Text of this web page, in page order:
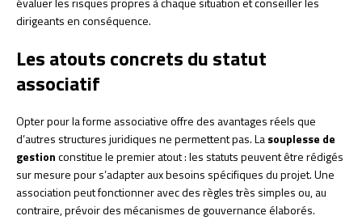
dirigeants en conséquence.
Les atouts concrets du statut
associatif
Opter pour la forme associative offre des avantages réels que
d’autres structures juridiques ne permettent pas. Lasouplesse de
gestionconstitue le premier atout : les statuts peuvent être rédigés
sur mesure pour s’adapter aux besoins spécifiques du projet. Une
association peut fonctionner avec des règles très simples ou, au
contraire, prévoir des mécanismes de gouvernance élaborés.